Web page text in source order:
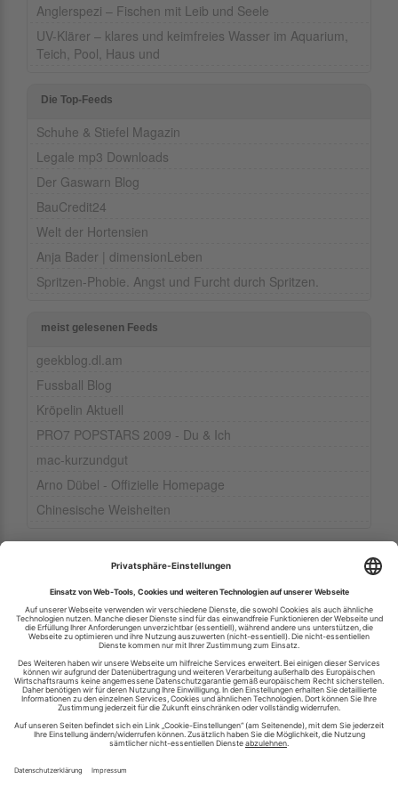
Anglerspezi – Fischen mit Leib und Seele
UV-Klärer – klares und keimfreies Wasser im Aquarium,
Teich, Pool, Haus und
Die Top-Feeds
Schuhe & Stiefel Magazin
Legale mp3 Downloads
Der Gaswarn Blog
BauCredit24
Welt der Hortensien
Anja Bader | dimensionLeben
Spritzen-Phobie. Angst und Furcht durch Spritzen.
meist gelesenen Feeds
geekblog.dl.am
Fussball Blog
Kröpelin Aktuell
PRO7 POPSTARS 2009 - Du & Ich
mac-kurzundgut
Arno Dübel - Offizielle Homepage
Chinesische Weisheiten
Ihren RSS-Feed veröffentlichen
RSS-Verzeichnis.de © 2003-2026
Impressum
Kontakt
Datenschutzinformation
Cookie-Einstellungen